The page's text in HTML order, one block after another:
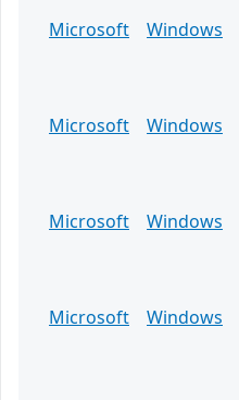
Microsoft Windows
Microsoft
Windows
Microsoft
Windows
Microsoft
Windows